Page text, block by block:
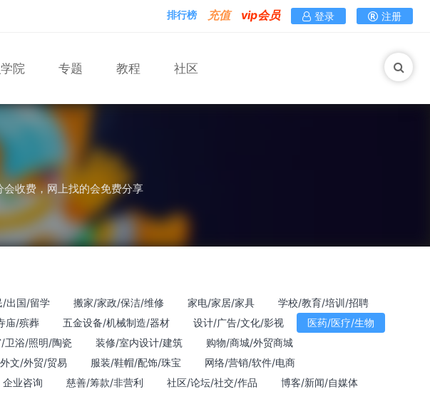
排行榜 充值 vip会员 登录 注册
院 专题 教程 社区
收费，网上找的会免费分享
/出国/留学 搬家/家政/保洁/维修 家电/家居/家具
学校/教育/培训/招聘
庙/殡葬 五金设备/机械制造/器材 设计/广告/文化/影视
医药/医疗/生物
/卫浴/照明/陶瓷 装修/室内设计/建筑
购物/商城/外贸商城
外文/外贸/贸易 服装/鞋帽/配饰/珠宝
网络/营销/软件/电商
企业咨询 慈善/筹款/非营利 社区/论坛/社交/作品
博客/新闻/自媒体